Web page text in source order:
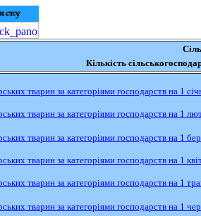
С
Кількість
тварин за категоріями господарств на 1
тварин за категоріями господарств на 1
тварин за категоріями господарств на 1
тварин за категоріями господарств на 1
тварин за категоріями господарств на 1
тварин за категоріями господарств на 1